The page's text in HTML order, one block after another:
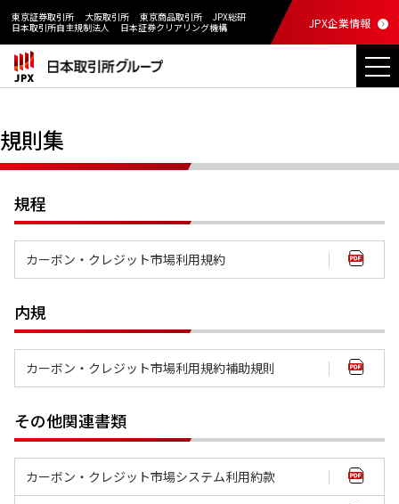
東京証券取引所 大阪取引所 東京商品取引所
JPX総研
日本取引所自主規制法人
日本証券クリアリング機構 JPX企業情報
規則集
規程
カーボン・クレジット市場利用規約
内規
カーボン・クレジット市場利用規約補助規則
その他関連書類
カーボン・クレジット市場システム利用約款